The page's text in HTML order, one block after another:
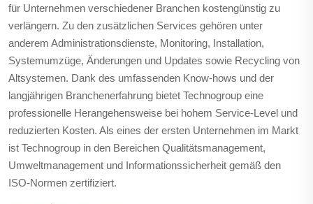
für Unternehmen verschiedener Branchen kostengünstig zu
verlängern. Zu den zusätzlichen Services gehören unter
anderem Administrationsdienste, Monitoring, Installation,
Systemumzüge, Änderungen und Updates sowie Recycling von
Altsystemen. Dank des umfassenden Know-hows und der
langjährigen Branchenerfahrung bietet Technogroup eine
professionelle Herangehensweise bei hohem Service-Level und
reduzierten Kosten. Als eines der ersten Unternehmen im Markt
ist Technogroup in den Bereichen Qualitätsmanagement,
Umweltmanagement und Informationssicherheit gemäß den
ISO-Normen zertifiziert.